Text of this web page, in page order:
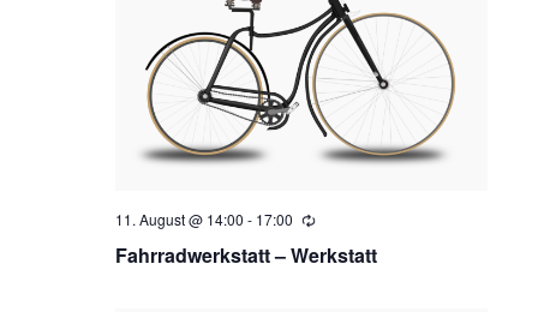
Fahrradwerkstatt – Werkstatt
11. August @ 14:00 - 17:00 Wiederholung